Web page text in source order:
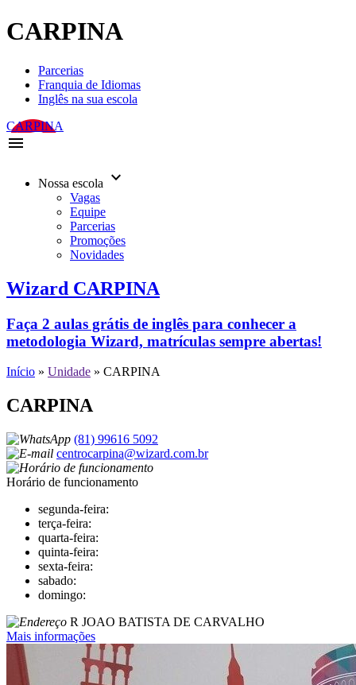
CARPINA
Parcerias
Franquia de Idiomas
Inglês na sua escola
CARPINA
menu
Nossa escola keyboard_arrow_down
Vagas
Equipe
Parcerias
Promoções
Novidades
Wizard CARPINA
Faça 2 aulas grátis de inglês para conhecer a
metodologia Wizard, matrículas sempre abertas!
Início » Unidade » CARPINA
CARPINA
(81) 99616 5092
centrocarpina@wizard.com.br
Horário de funcionamento
segunda-feira:
terça-feira:
quarta-feira:
quinta-feira:
sexta-feira:
sabado:
domingo:
R JOAO BATISTA DE CARVALHO
Mais informações